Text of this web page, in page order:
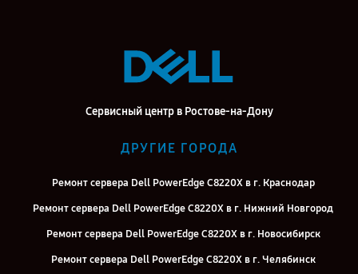
Сервисный центр в Ростове-на-Дону
ДРУГИЕ ГОРОДА
Ремонт сервера Dell PowerEdge C8220X в г. Краснодар
Ремонт сервера Dell PowerEdge C8220X в г. Нижний Новгород
Ремонт сервера Dell PowerEdge C8220X в г. Новосибирск
Ремонт сервера Dell PowerEdge C8220X в г. Челябинск